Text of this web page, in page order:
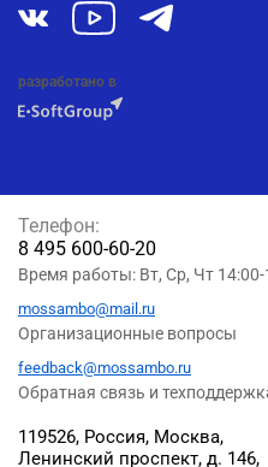
разработано в
119526, Россия, Москва,
Ленинский проспект, д. 146,
Телефон:
8 495 600-60-20
Время работы: Вт, Ср, Чт 14:00-
mossambo@mail.ru
Организационные вопросы
feedback@mossambo.ru
Обратная связь и